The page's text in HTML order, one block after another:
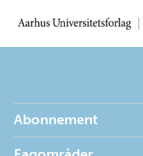
Abonnement